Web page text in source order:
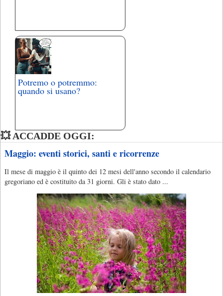
Potremo o potremmo:
quando si usano?
💥 ACCADDE OGGI:
Maggio: eventi storici, santi e ricorrenze
Il mese di maggio è il quinto dei 12 mesi dell'anno secondo il calendario
gregoriano ed è costituito da 31 giorni. Gli è stato dato ...